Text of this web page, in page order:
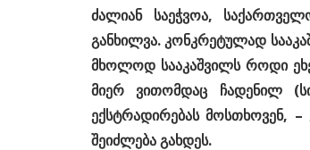
ძალიან საეჭვოა,
განხილვა. კონკრეტულად
მხოლოდ სააკაშვილს როდი
მიერ ვითომდაც ჩადენილ
ექსტრადირებას მოსთხოვენ,
შეიძლება გახდეს.